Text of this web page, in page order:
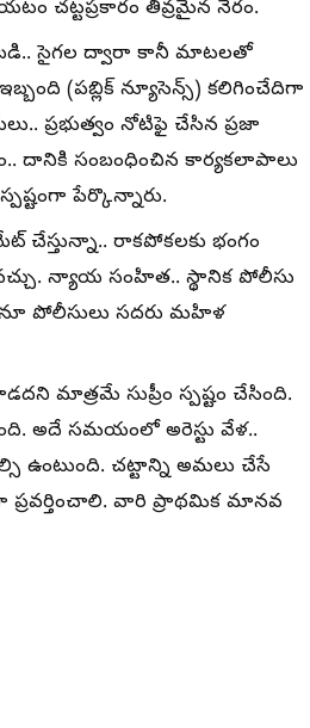
చట్టప్రకారం తీవ్రమైన నేరం.
సైగల ద్వారా కానీ మాటలతో
(పబ్లిక్ న్యూసెన్స్) కలిగించేదిగా
ప్రభుత్వం నోటిఫై చేసిన ప్రజా
దానికి సంబంధించిన కార్యకలాపాలు
పేర్కొన్నారు.
చేస్తున్నా.. రాకపోకలకు భంగం
న్యాయ సంహిత.. స్థానిక పోలీసు
పోలీసులు సదరు మహిళ
మాత్రమే సుప్రీం స్పష్టం చేసింది.
అదే సమయంలో అరెస్టు వేళ..
ఉంటుంది. చట్టాన్ని అమలు చేసే
ప్రవర్తించాలి. వారి ప్రాథమిక మానవ